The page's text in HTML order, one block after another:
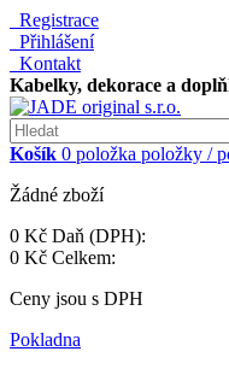
Registrace
Přihlášení
Kontakt
Kabelky, dekorace a
Košík 0 položka položky /
Žádné zboží
0 Kč Daň (DPH):
0 Kč Celkem:
Ceny jsou s DPH
Pokladna